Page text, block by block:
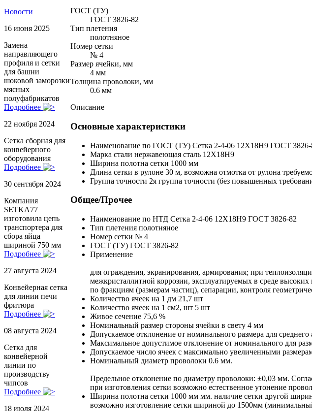
Новости
16 июня 2025
Замена
направляющего
профиля и сетки
для башни
шоковой заморозки
мясных
полуфабрикатов
Подробнее
22 ноября 2024
Сетка сборная для
конвейерного
оборудования
Подробнее
30 сентября 2024
Компания
SETKA77
изготовила цепь
транспортера для
сбора яйца
шириной 750 мм
Подробнее
27 августа 2024
Конвейерная сетка
для линии печи
фритюра
Подробнее
08 августа 2024
Сетка для
конвейерной
линии по
производству
чипсов
Подробнее
18 июля 2024
ГОСТ (ТУ)
ГОСТ 3826-82
Тип плетения
полотняное
Номер сетки
№ 4
Размер ячейки, мм
4 мм
Толщина проволоки, мм
0.6 мм
Описание
Основные характеристики
Наименование по ГОСТ (ТУ) Сетка 2-4-06 12Х18Н9 ГОСТ 3826-
Марка стали нержавеющая сталь 12Х18Н9
Ширина полотна сетки 1000 мм
Длина сетки в рулоне 30 м, возможна отмотка от рулона
Группа точности 2я группа точности (без повышенных
Общее/Прочее
Наименование по НТД Сетка 2-4-06 12Х18Н9 ГОСТ 3826-82
Тип плетения полотняное
Номер сетки № 4
ГОСТ (ТУ) ГОСТ 3826-82
Применение
для ограждения, экранирования, армирования; при
межкристаллитной коррозии, эксплуатируемых в среде
по фракциям (размерам частиц), сепарации, контроля
Количество ячеек на 1 дм 21,7 шт
Количество ячеек на 1 см2, шт 5 шт
Живое сечение 75,6 %
Номинальный размер стороны ячейки в свету 4 мм
Допускаемое отклонение от номинального размера для
Максимальное допустимое отклонение от номинального для
Допускаемое число ячеек с максимально увеличенными
Номинальный диаметр проволоки 0.6 мм.
Предельное отклонение по диаметру проволоки: ±0,03 мм.
при изготовления сетки возможно естественное утонение
Ширина полотна сетки 1000 мм мм. наличие сетки другой
возможно изготовление сетки шириной до 1500мм